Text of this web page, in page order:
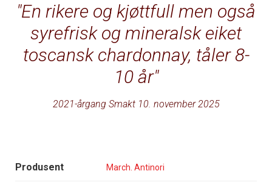
En rikere og kjøttfull men også
syrefrisk og mineralsk eiket
toscansk chardonnay, tåler 8-
10 år
2021-årgang Smakt 10. november 2025
Produsent March. Antinori